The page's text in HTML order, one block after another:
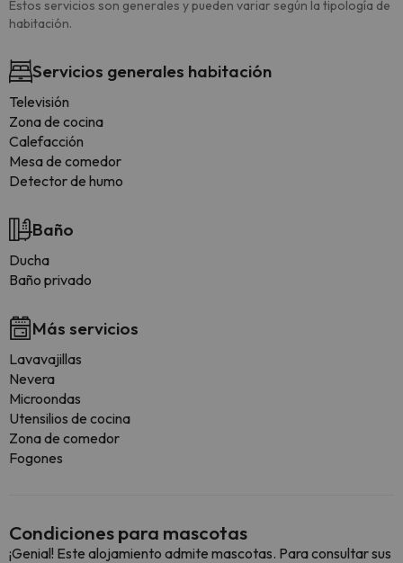
Estos servicios son generales y pueden variar según la tipología de
habitación.
Servicios generales habitación
Televisión
Zona de cocina
Calefacción
Mesa de comedor
Detector de humo
Baño
Ducha
Baño privado
Más servicios
Lavavajillas
Nevera
Microondas
Utensilios de cocina
Zona de comedor
Fogones
Condiciones para mascotas
¡Genial! Este alojamiento admite mascotas. Para consultar sus